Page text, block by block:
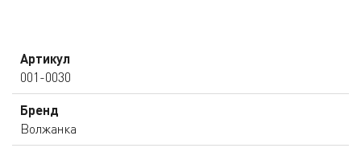
Артикул
001-0030
Бренд
Волжанка